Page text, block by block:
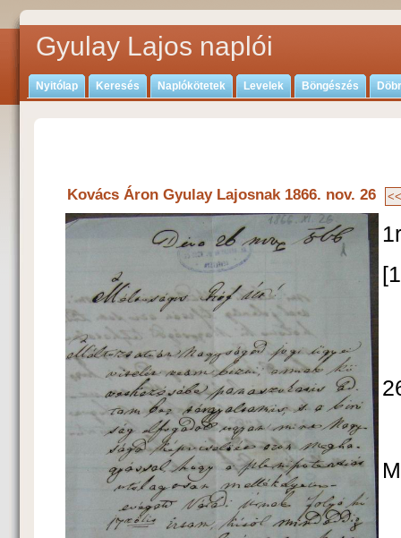
Gyulay Lajos naplói
Nyitólap Keresés Naplókötetek Levelek Böngészés
Kovács Áron Gyulay Lajosnak 1866. nov. 26
1r